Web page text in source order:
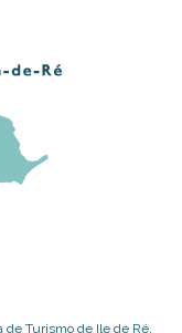
de Turismo de Ile de Ré,